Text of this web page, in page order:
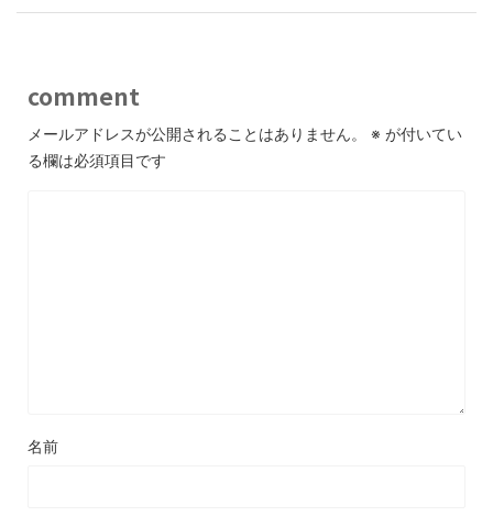
comment
メールアドレスが公開されることはありません。 ※ が付いてい
る欄は必須項目です
名前